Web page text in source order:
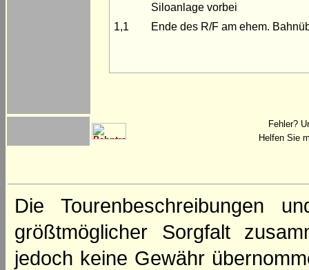
Siloanlage vorbei
1,1
Ende des R/F am ehem.
Fehler?
Helfen Sie
Die Tourenbeschreibungen
größtmöglicher Sorgfalt
jedoch keine Gewähr